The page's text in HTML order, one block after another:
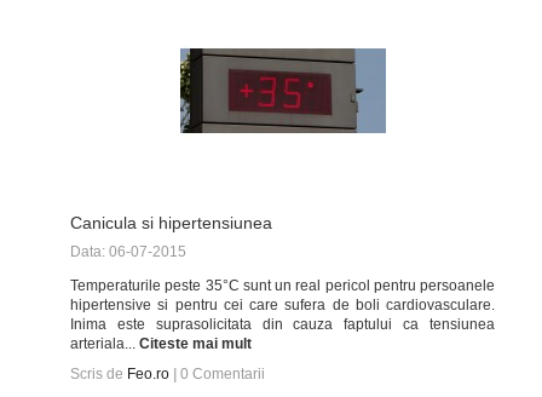
Canicula si hipertensiunea
Data: 06-07-2015
Temperaturile peste 35°C sunt un real pericol pentru persoanele
hipertensive si pentru cei care sufera de boli cardiovasculare.
Inima este suprasolicitata din cauza faptului ca tensiunea
arteriala... Citeste mai mult
Scris de Feo.ro 0 Comentarii